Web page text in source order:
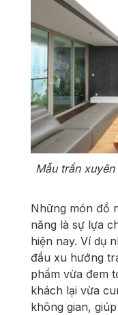
Mẫu trần
Những món đồ
năng là sự lựa
hiện nay. Ví dụ
đầu xu hướng
phẩm vừa đem
khách lại vừa
không gian,